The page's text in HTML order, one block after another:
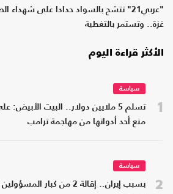
"عربي21" تتشح بالسواد حدادا على شهداء
غزة.. وتستمر بالتغطية
الأكثر قراءة اليوم
1
سياسة
تسلم 5 ملايين دولار.. البيت الأبيض:
منع أحد أدواتها من مهاجمة ترامب
2
سياسة
بسبب إيران.. إقالة 2 من كبار